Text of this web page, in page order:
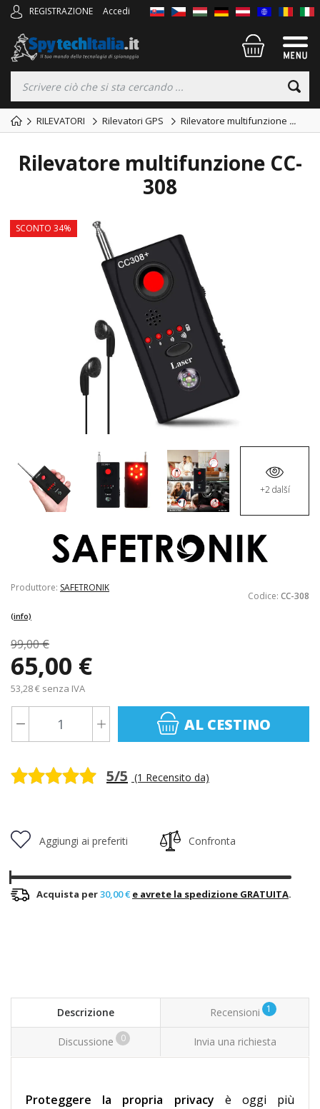
REGISTRAZIONE Accedi
RILEVATORI Rilevatori GPS Rilevatore multifunzione ...
Rilevatore multifunzione CC-
308
SCONTO 34%
+2 další
Produttore: SAFETRONIK
Codice: CC-308
(info)
99,00 €
65,00 €
53,28 € senza IVA
AL CESTINO
5/5 (1 Recensito da)
Aggiungi ai preferiti Confronta
Acquista per30,00 € e avrete la spedizione GRATUITA.
Descrizione Recensioni 1
Discussione 0 Invia una richiesta
Proteggere la propria privacy è oggi più